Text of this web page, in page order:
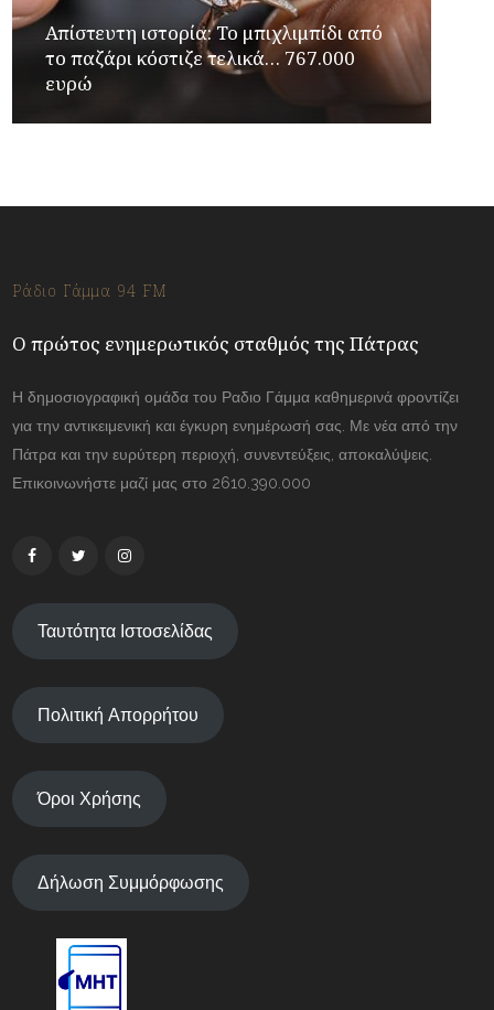
Απίστευτη ιστορία: Το μπιχλιμπίδι από
το παζάρι κόστιζε τελικά… 767.000
ευρώ
Ράδιο Γάμμα 94 FM
Ο πρώτος ενημερωτικός σταθμός της Πάτρας
Η δημοσιογραφική ομάδα του Ραδιο Γάμμα καθημερινά φροντίζει
για την αντικειμενική και έγκυρη ενημέρωσή σας. Με νέα από την
Πάτρα και την ευρύτερη περιοχή, συνεντεύξεις, αποκαλύψεις.
Επικοινωνήστε μαζί μας στο 2610.390.000
Ταυτότητα Ιστοσελίδας
Πολιτική Απορρήτου
Όροι Χρήσης
Δήλωση Συμμόρφωσης